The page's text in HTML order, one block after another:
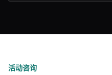
活动咨询